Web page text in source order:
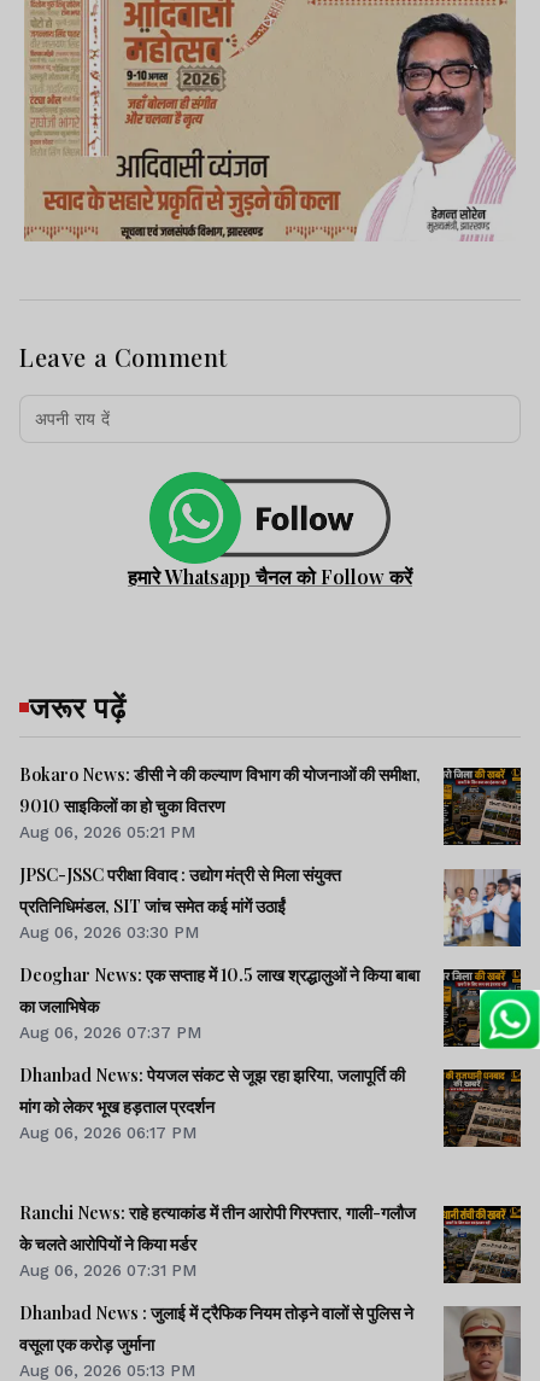
Leave a Comment
हमारे Whatsapp चैनल को Follow करें
जरूर पढ़ें
Bokaro News: डीसी ने की कल्याण विभाग की योजनाओं की समीक्षा,
9010 साइकिलों का हो चुका वितरण
Aug 06, 2026 05:21 PM
JPSC-JSSC परीक्षा विवाद : उद्योग मंत्री से मिला संयुक्त
प्रतिनिधिमंडल, SIT जांच समेत कई मांगें उठाईं
Aug 06, 2026 03:30 PM
Deoghar News: एक सप्ताह में 10.5 लाख श्रद्धालुओं ने किया बाबा
का जलाभिषेक
Aug 06, 2026 07:37 PM
Dhanbad News: पेयजल संकट से जूझ रहा झरिया, जलापूर्ति की
मांग को लेकर भूख हड़ताल प्रदर्शन
Aug 06, 2026 06:17 PM
Ranchi News: राहे हत्याकांड में तीन आरोपी गिरफ्तार, गाली-गलौज
के चलते आरोपियों ने किया मर्डर
Aug 06, 2026 07:31 PM
Dhanbad News : जुलाई में ट्रैफिक नियम तोड़ने वालों से पुलिस ने
वसूला एक करोड़ जुर्माना
Aug 06, 2026 05:13 PM